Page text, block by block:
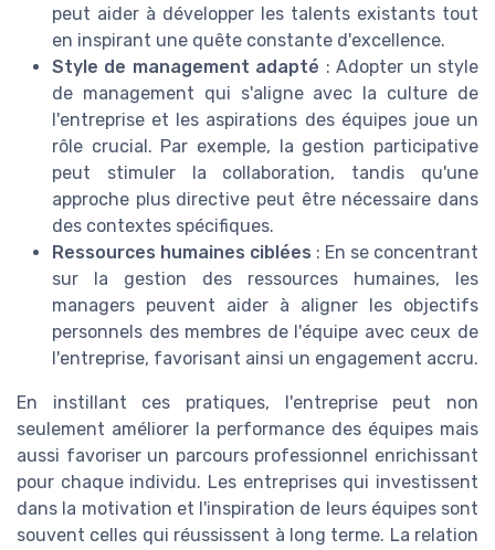
peut aider à développer les talents existants tout
en inspirant une quête constante d'excellence.
Style de management adapté : Adopter un style
de management qui s'aligne avec la culture de
l'entreprise et les aspirations des équipes joue un
rôle crucial. Par exemple, la gestion participative
peut stimuler la collaboration, tandis qu'une
approche plus directive peut être nécessaire dans
des contextes spécifiques.
Ressources humaines ciblées : En se concentrant
sur la gestion des ressources humaines, les
managers peuvent aider à aligner les objectifs
personnels des membres de l'équipe avec ceux de
l'entreprise, favorisant ainsi un engagement accru.
En instillant ces pratiques, l'entreprise peut non
seulement améliorer la performance des équipes mais
aussi favoriser un parcours professionnel enrichissant
pour chaque individu. Les entreprises qui investissent
dans la motivation et l'inspiration de leurs équipes sont
souvent celles qui réussissent à long terme. La relation